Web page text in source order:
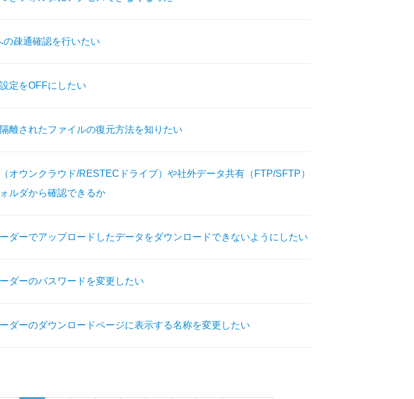
の疎通確認を行いたい
定をOFFにしたい
離されたファイルの復元方法を知りたい
オウンクラウド/RESTECドライブ）や社外データ共有（FTP/SFTP）
ルダから確認できるか
ダーでアップロードしたデータをダウンロードできないようにしたい
ダーのパスワードを変更したい
ダーのダウンロードページに表示する名称を変更したい